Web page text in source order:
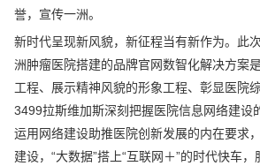
誉，宣传一洲。
新时代呈现新风貌，新征程当有新作为。此
洲肿瘤医院搭建的品牌官网数智化解决方案
工程、展示精神风貌的形象工程、彰显医院
3499拉斯维加斯深刻把握医院信息网络建设
运用网络建设助推医院创新发展的内在要求
建设，“大数据”搭上“互联网＋”的时代快车